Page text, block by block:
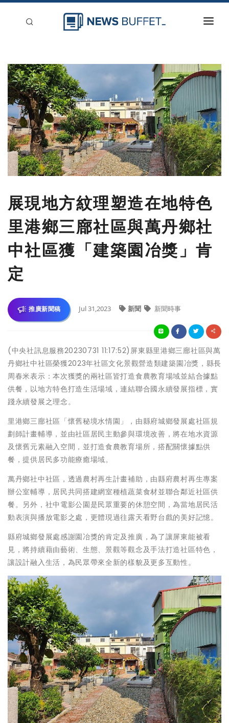
新聞稿分類
登入
刊登
展現地方紋理塑造在地特色
里港鄉三廍社區與萬丹鄉社
中社區獲「建築園冶獎」肯
定
推廣新聞稿 Jul 31,2023 新聞 新聞時事
(中央社訊息服務20230731 11:17:52)屏東縣里港鄉三廍社區與萬
丹鄉社中社區榮獲2023年社區文化景觀營造類建築園冶獎，縣長
周春米表示：本次獲獎的兩社區皆打造食農教育場域並結合據點
供餐，以地方特色打造生活場域，連結聯合國永續發展指標，實
踐永續發展之理念。
里港鄉三廍社區「懷舊秘境水情園」，由縣府城鄉發展處社區規
劃師計畫輔導，並由社區居民主動參與環境改善，將在地水資源
及懷舊元素融入空間，並打造食農教育場所，搭配關懷據點供
餐，提供居民多功能療癒場域。
萬丹鄉社中社區，透過農村再生計畫補助，由縣府農村再生專案
辦公室輔導，居民共同搭建網室種植蔬菜食材並聯合鄰近社區供
餐。另外，社中電影公園是民眾重要的休憩空間，為當地居民活
動表演與播放電影之處，更體現過往露天看野台戲的美好記憶。
縣府城鄉發展處感謝園冶獎的肯定及推廣，為了讓屏東能被看
見，將持續藉由藝術、生態、景觀等觀念及手法打造社區特色，
讓設計融入生活，為民眾帶來全新的樣貌及更多互動性。